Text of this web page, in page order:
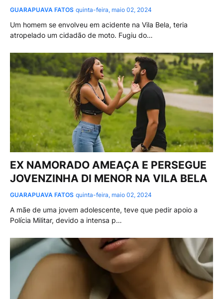
GUARAPUAVA FATOS quinta-feira, maio 02, 2024
Um homem se envolveu em acidente na Vila Bela, teria
atropelado um cidadão de moto. Fugiu do…
EX NAMORADO AMEAÇA E PERSEGUE
JOVENZINHA DI MENOR NA VILA BELA
GUARAPUAVA FATOS quinta-feira, maio 02, 2024
A mãe de uma jovem adolescente, teve que pedir apoio a
Polícia Militar, devido a intensa p…